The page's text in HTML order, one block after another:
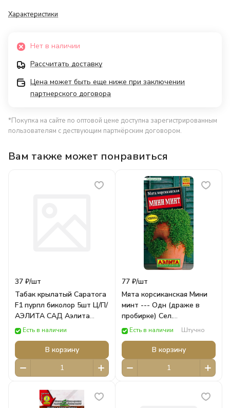
Характеристики
Нет в наличии
Рассчитать доставку
Цена может быть еще ниже при заключении
партнерского договора
*Покупка на сайте по оптовой цене доступна зарегистрированным
пользователям с дествующим партнёрским договором.
Вам также может понравиться
37 ₽/шт
Табак крылатый Саратога
F1 пурпл биколор 5шт Ц/П/
АЭЛИТА САД Аэлита
ЦВЕТЫ
Есть в наличии
В корзину
77 ₽/шт
Мята корсиканская Мини
минт --- Одн (драже в
пробирке) Сел.
PanAmerican Seed 3шт Ц/П
Есть в наличии Штучно
В корзину